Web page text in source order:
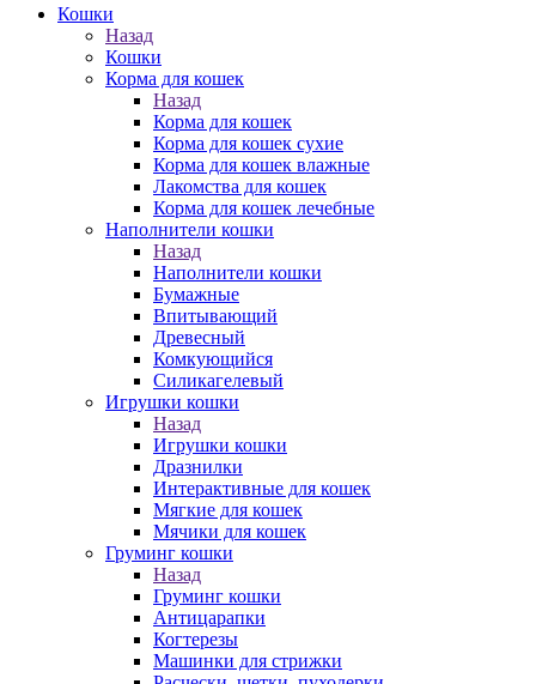
Кошки
Назад
Кошки
Корма для кошек
Назад
Корма для кошек
Корма для кошек сухие
Корма для кошек влажные
Лакомства для кошек
Корма для кошек лечебные
Наполнители кошки
Назад
Наполнители кошки
Бумажные
Впитывающий
Древесный
Комкующийся
Силикагелевый
Игрушки кошки
Назад
Игрушки кошки
Дразнилки
Интерактивные для кошек
Мягкие для кошек
Мячики для кошек
Груминг кошки
Назад
Груминг кошки
Антицарапки
Когтерезы
Машинки для стрижки